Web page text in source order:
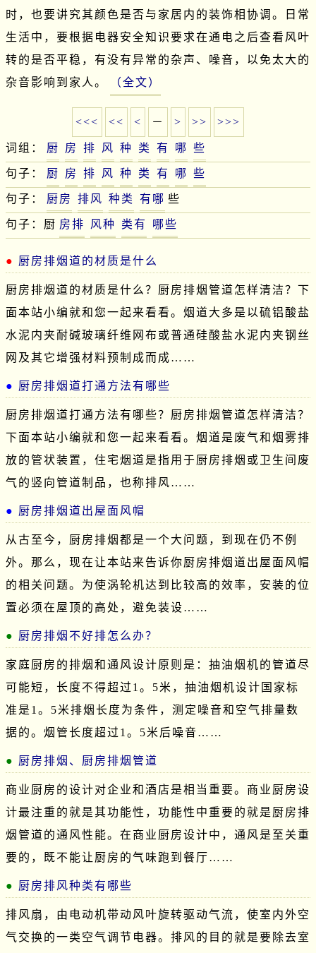
时，也要讲究其颜色是否与家居内的装饰相协调。日常
生活中，要根据电器安全知识要求在通电之后查看风叶
转的是否平稳，有没有异常的杂声、噪音，以免太大的
杂音影响到家人。
（全文）
<<< << < － > >> >>>
词组： 厨 房 排 风 种 类 有 哪 些
句子： 厨 房 排 风 种 类 有 哪 些
句子： 厨房 排风 种类 有哪 些
句子：厨 房排 风种 类有 哪些
厨房排烟道的材质是什么
厨房排烟道的材质是什么？厨房排烟管道怎样清洁？下
面本站小编就和您一起来看看。烟道大多是以硫铝酸盐
水泥内夹耐碱玻璃纤维网布或普通硅酸盐水泥内夹钢丝
网及其它增强材料预制成而成……
厨房排烟道打通方法有哪些
厨房排烟道打通方法有哪些？厨房排烟管道怎样清洁？
下面本站小编就和您一起来看看。烟道是废气和烟雾排
放的管状装置，住宅烟道是指用于厨房排烟或卫生间废
气的竖向管道制品，也称排风……
厨房排烟道出屋面风帽
从古至今，厨房排烟都是一个大问题，到现在仍不例
外。那么，现在让本站来告诉你厨房排烟道出屋面风帽
的相关问题。为使涡轮机达到比较高的效率，安装的位
置必须在屋顶的高处，避免装设……
厨房排烟不好排怎么办？
家庭厨房的排烟和通风设计原则是：抽油烟机的管道尽
可能短，长度不得超过1。5米，抽油烟机设计国家标
准是1。5米排烟长度为条件，测定噪音和空气排量数
据的。烟管长度超过1。5米后噪音……
厨房排烟、厨房排烟管道
商业厨房的设计对企业和酒店是相当重要。商业厨房设
计最注重的就是其功能性，功能性中重要的就是厨房排
烟管道的通风性能。在商业厨房设计中，通风是至关重
要的，既不能让厨房的气味跑到餐厅……
厨房排风种类有哪些
排风扇，由电动机带动风叶旋转驱动气流，使室内外空
气交换的一类空气调节电器。排风的目的就是要除去室